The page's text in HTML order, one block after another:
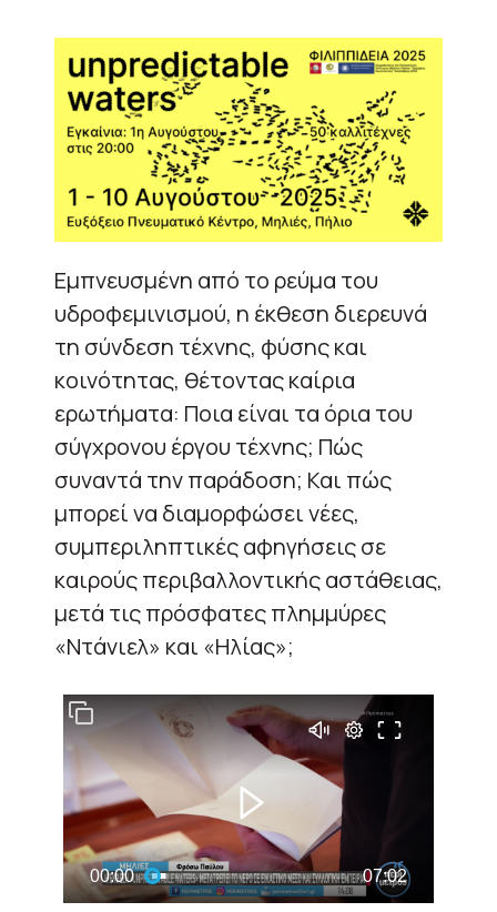
Εμπνευσμένη από το ρεύμα του
υδροφεμινισμού, η έκθεση διερευνά
τη σύνδεση τέχνης, φύσης και
κοινότητας, θέτοντας καίρια
ερωτήματα: Ποια είναι τα όρια του
σύγχρονου έργου τέχνης; Πώς
συναντά την παράδοση; Και πώς
μπορεί να διαμορφώσει νέες,
συμπεριληπτικές αφηγήσεις σε
καιρούς περιβαλλοντικής αστάθειας,
μετά τις πρόσφατες πλημμύρες
«Ντάνιελ» και «Ηλίας»;